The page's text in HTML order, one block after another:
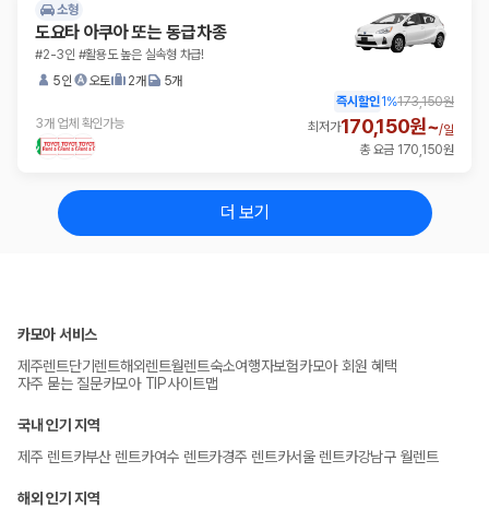
소형
도요타 아쿠아 또는 동급차종
#2-3인 #활용도 높은 실속형 차급!
5인
오토 2개 5개
3개 업체 확인가능
즉시할인1 %173,150원
최저가170,150원~/일
총 요금 170,150원
더 보기
카모아 서비스
제주렌트단기렌트해외렌트월렌트숙소여행자보험카모아 회원 혜택
자주 묻는 질문카모아 TIP사이트맵
국내 인기 지역
제주 렌트카부산 렌트카여수 렌트카경주 렌트카서울 렌트카강남구 월렌트
해외 인기 지역